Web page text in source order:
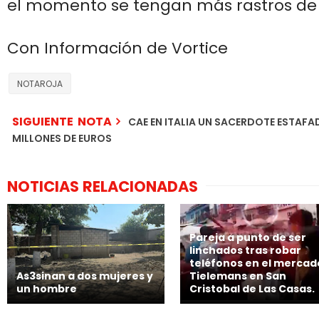
el momento se tengan más rastros
Con Información de Vortice
NOTAROJA
SIGUIENTE NOTA
CAE EN ITALIA UN SACERDOTE
MILLONES DE EUROS
NOTICIAS RELACIONADAS
As3sinan a dos mujeres y
un hombre
Pareja a punto de ser
linchados tras robar
teléfonos en el
Tielemans en San
Cristobal de Las Casas.